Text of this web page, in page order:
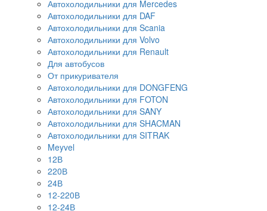
Автохолодильники для Mercedes
Автохолодильники для DAF
Автохолодильники для Scania
Автохолодильники для Volvo
Автохолодильники для Renault
Для автобусов
От прикуривателя
Автохолодильники для DONGFENG
Автохолодильники для FOTON
Автохолодильники для SANY
Автохолодильники для SHACMAN
Автохолодильники для SITRAK
Meyvel
12В
220В
24В
12-220В
12-24В